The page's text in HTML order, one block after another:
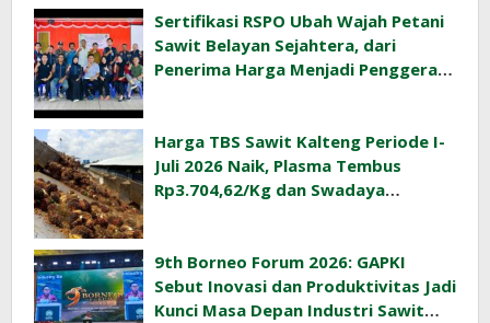
Sertifikasi RSPO Ubah Wajah Petani
Sawit Belayan Sejahtera, dari
Penerima Harga Menjadi Penggerak
Harga TBS Sawit Kalteng Periode I-
Juli 2026 Naik, Plasma Tembus
Rp3.704,62/Kg dan Swadaya
9th Borneo Forum 2026: GAPKI
Sebut Inovasi dan Produktivitas Jadi
Kunci Masa Depan Industri Sawit